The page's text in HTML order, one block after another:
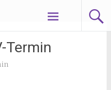
Termin